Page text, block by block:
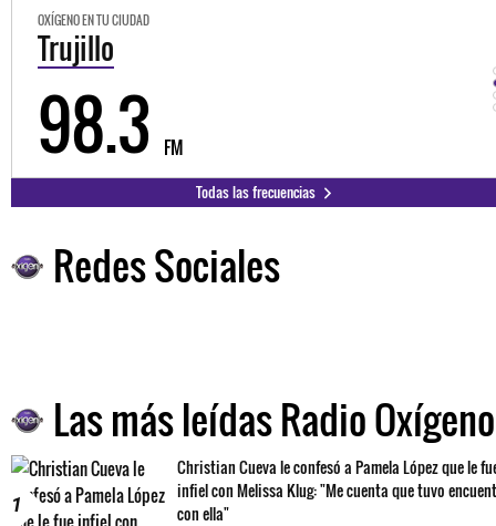
OXÍGENO EN TU CIUDAD
Trujillo
98.3 FM
Todas las frecuencias
Redes Sociales
Las más leídas Radio Oxígeno
1
Christian Cueva le confesó a Pamela López que le
infiel con Melissa Klug: "Me cuenta que tuvo
con ella"